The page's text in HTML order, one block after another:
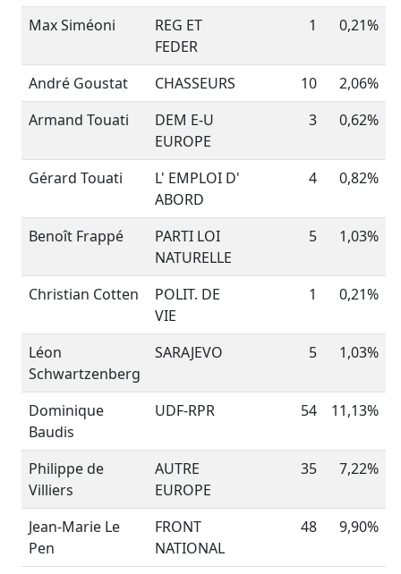
Max Siméoni
REG ET
FEDER
1 0,21%
André Goustat CHASSEURS 10
2,06%
Armand Touati
DEM E-U
EUROPE
3 0,62%
Gérard Touati
L' EMPLOI D'
ABORD
4 0,82%
Benoît Frappé
PARTI LOI
NATURELLE
5 1,03%
Christian Cotten
POLIT. DE
VIE
1 0,21%
Léon
Schwartzenberg
SARAJEVO 5 1,03%
Dominique
Baudis
UDF-RPR 54 11,13%
Philippe de
Villiers
AUTRE
EUROPE
35 7,22%
Jean-Marie Le
Pen
FRONT
NATIONAL
48 9,90%